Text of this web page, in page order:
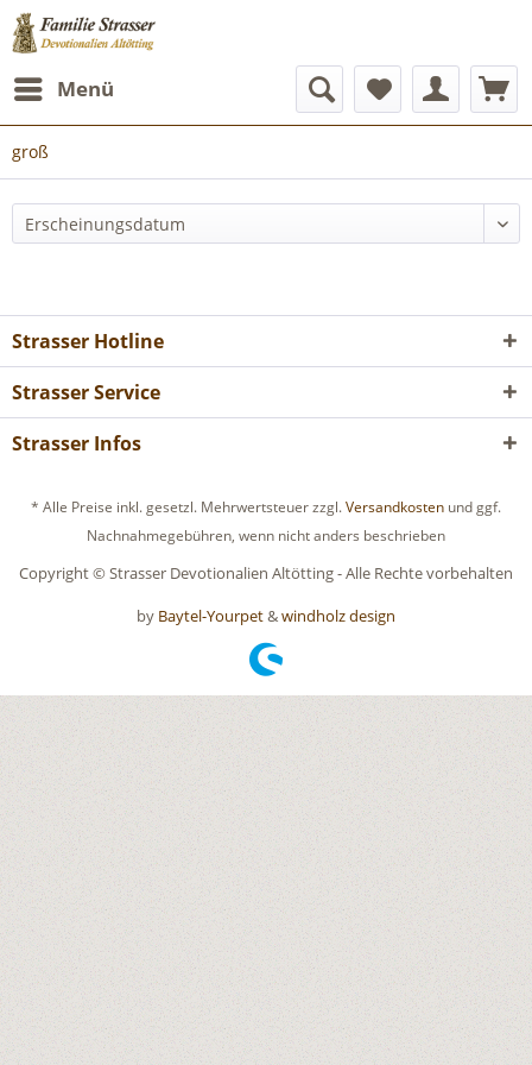
Menü
groß
Strasser Hotline
Strasser Service
Strasser Infos
* Alle Preise inkl. gesetzl. Mehrwertsteuer zzgl.Versandkosten und ggf.
Nachnahmegebühren, wenn nicht anders beschrieben
Copyright © Strasser Devotionalien Altötting - Alle Rechte vorbehalten
by Baytel-Yourpet&windholz design